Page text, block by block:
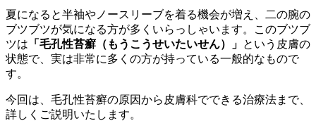
夏になると半袖やノースリーブを着る機会が増え、二の腕の
ブツブツが気になる方が多くいらっしゃいます。このブツブ
ツは 「毛孔性苔癬（もうこうせいたいせん）」 という皮膚の
状態で、実は非常に多くの方が持っている一般的なもので
す。
今回は、毛孔性苔癬の原因から皮膚科でできる治療法まで、
詳しくご説明いたします。